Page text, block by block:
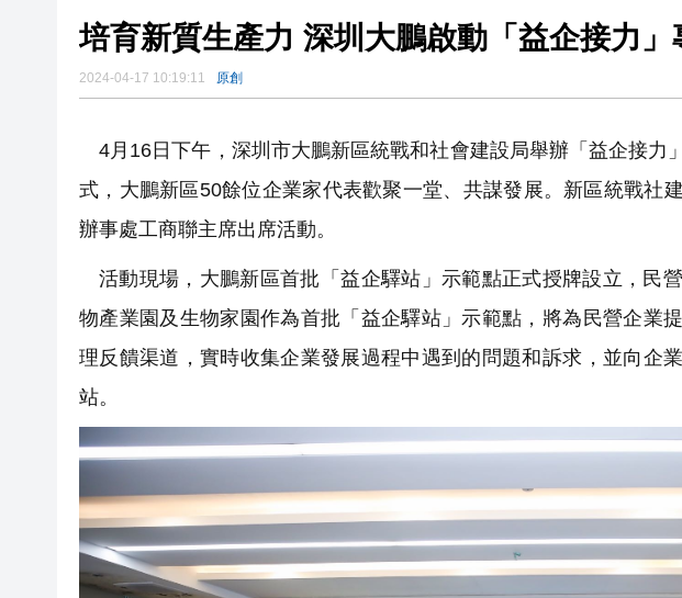
培育新質生產力 深圳大鵬啟動「益企接力」
2024-04-17 10:19:11 原創
4月16日下午，深圳市大鵬新區統戰和社會建設局舉辦「益企接力
式，大鵬新區50餘位企業家代表歡聚一堂、共謀發展。新區統戰社
辦事處工商聯主席出席活動。
活動現場，大鵬新區首批「益企驛站」示範點正式授牌設立，民
物產業園及生物家園作為首批「益企驛站」示範點，將為民營企業
理反饋渠道，實時收集企業發展過程中遇到的問題和訴求，並向企
站。